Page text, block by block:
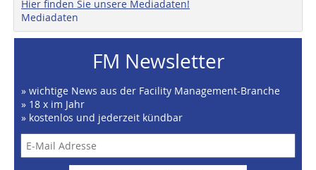
Hier finden Sie unsere Mediadaten!
Mediadaten
FM Newsletter
» wichtige News aus der Facility Management-Branche
» 18 x im Jahr
» kostenlos und jederzeit kündbar